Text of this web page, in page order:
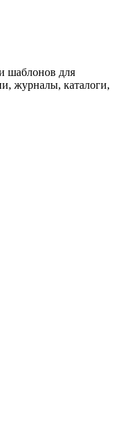
шаблонов для
журналы, каталоги,